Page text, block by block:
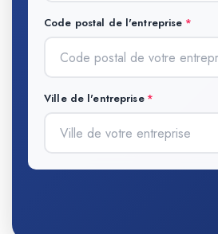
Code postal de l'entreprise
Ville de l'entreprise